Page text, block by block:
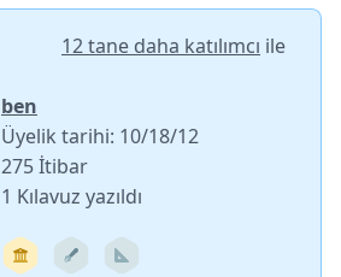
12 tane daha katılımcı ile
ben
Üyelik tarihi: 10/18/12
275 İtibar
1 Kılavuz yazıldı